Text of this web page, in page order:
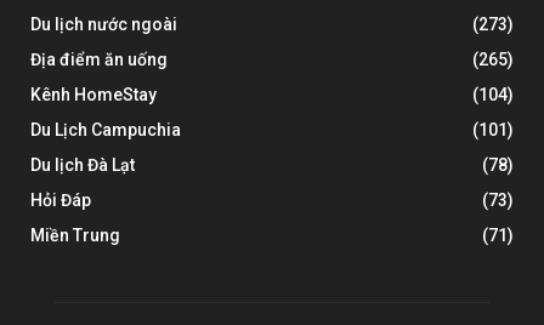
Du lịch nước ngoài
(273)
Địa điểm ăn uống
(265)
Kênh HomeStay
(104)
Du Lịch Campuchia
(101)
Du lịch Đà Lạt
(78)
Hỏi Đáp
(73)
Miền Trung
(71)